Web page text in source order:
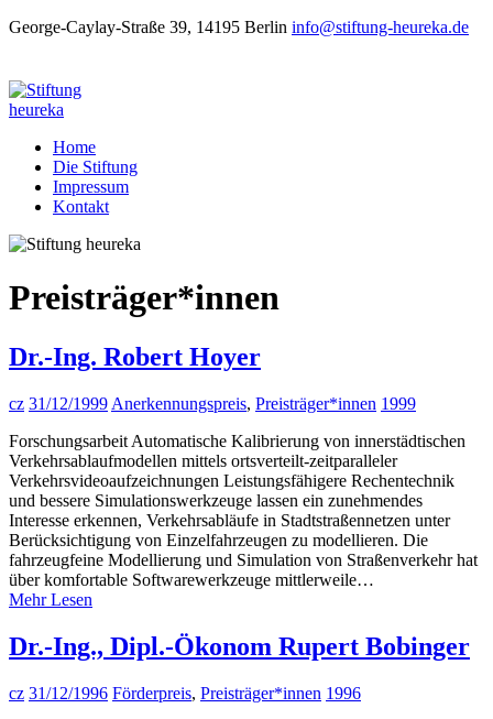
George-Caylay-Straße 39, 14195 Berlin info@stiftung-heureka.de
Home
Die Stiftung
Impressum
Kontakt
Preisträger*innen
Dr.-Ing. Robert Hoyer
cz 31/12/1999 Anerkennungspreis, Preisträger*innen 1999
Forschungsarbeit Automatische Kalibrierung von innerstädtischen
Verkehrsablaufmodellen mittels ortsverteilt-zeitparalleler
Verkehrsvideoaufzeichnungen Leistungsfähigere Rechentechnik
und bessere Simulationswerkzeuge lassen ein zunehmendes
Interesse erkennen, Verkehrsabläufe in Stadtstraßennetzen unter
Berücksichtigung von Einzelfahrzeugen zu modellieren. Die
fahrzeugfeine Modellierung und Simulation von Straßenverkehr hat
über komfortable Softwarewerkzeuge mittlerweile…
Mehr Lesen
Dr.-Ing., Dipl.-Ökonom Rupert Bobinger
cz 31/12/1996 Förderpreis, Preisträger*innen 1996